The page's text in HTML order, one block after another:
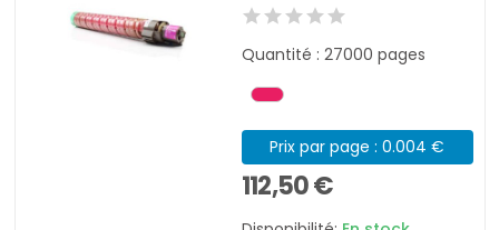
Quantité : 27000 pages
Prix par page : 0.004 €
112,50 €